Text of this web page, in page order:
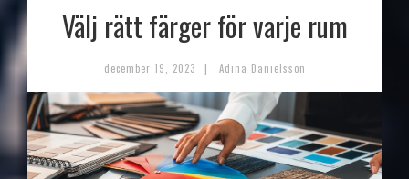
Välj rätt färger för varje rum
december 19, 2023 | Adina Danielsson